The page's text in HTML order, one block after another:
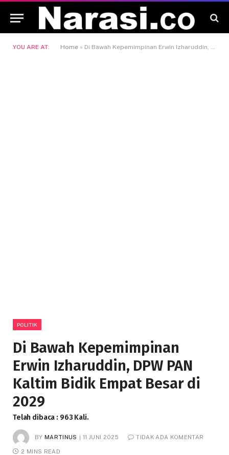
YOU ARE AT: Home » Di Bawah Kepemimpinan Erwin Izharuddin, DPW PAN Kaltim Bidik Empat Besar di 2029
POLITIK
Di Bawah Kepemimpinan
Erwin Izharuddin, DPW PAN
Kaltim Bidik Empat Besar di
2029
Telah dibaca : 963 Kali.
BY MARTINUS 11 JUNI 2025 TIDAK ADA KOMENTAR
2 MINS READ